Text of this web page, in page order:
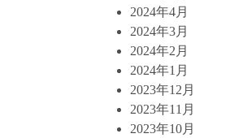
2024年4月
2024年3月
2024年2月
2024年1月
2023年12月
2023年11月
2023年10月